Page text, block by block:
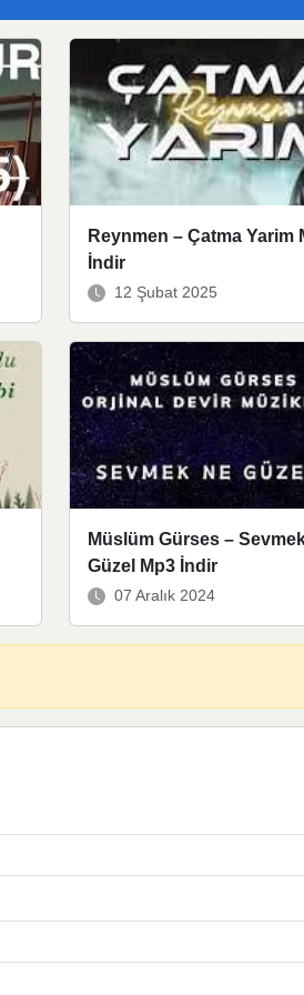
Reynmen – Çatma Yarim
İndir
12 Şubat 2025
Müslüm Gürses –
Güzel Mp3 İndir
07 Aralık 2024